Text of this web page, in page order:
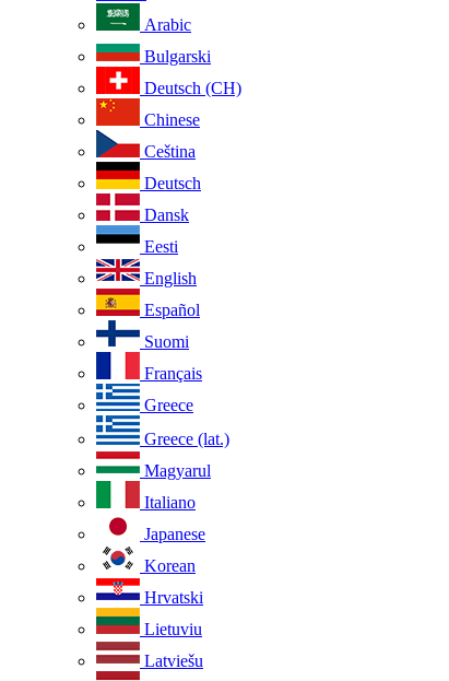
Arabic
Bulgarski
Deutsch (CH)
Chinese
Ceština
Deutsch
Dansk
Eesti
English
Español
Suomi
Français
Greece
Greece (lat.)
Magyarul
Italiano
Japanese
Korean
Hrvatski
Lietuviu
Latviešu